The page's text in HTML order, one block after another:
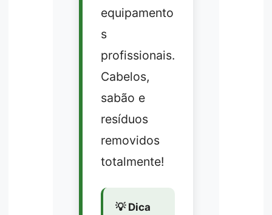
equipamento
s
profissionais.
Cabelos,
sabão e
resíduos
removidos
totalmente!
💡 Dica